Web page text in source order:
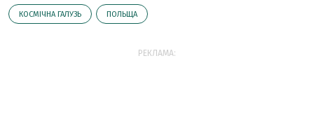
КОСМІЧНА ГАЛУЗЬ ПОЛЬЩА
РЕКЛАМА: